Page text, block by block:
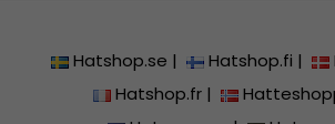
Hatshop.se | Hatshop.fi |
Hatshop.fr|